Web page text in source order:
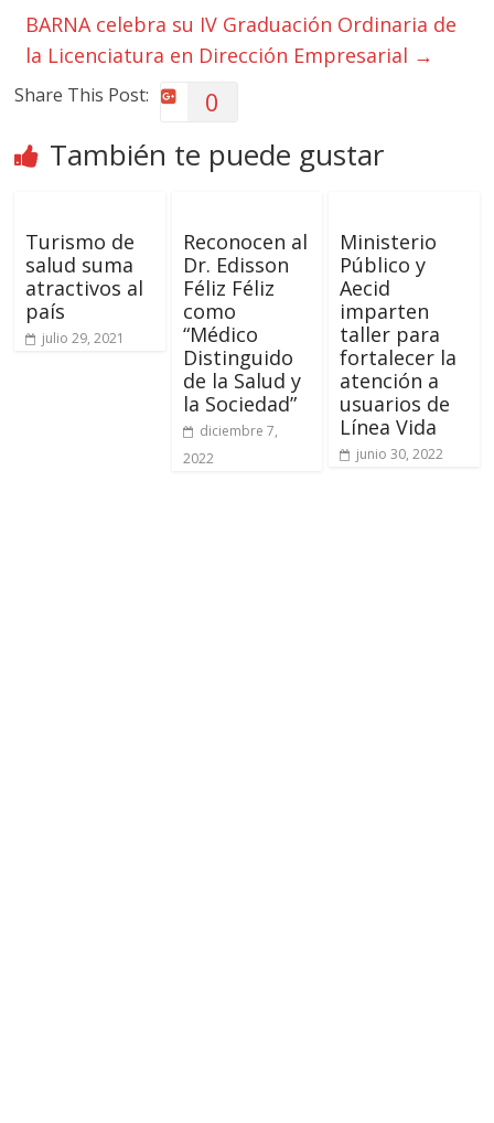
BARNA celebra su IV Graduación Ordinaria de
la Licenciatura en Dirección Empresarial →
Share This Post: 0
También te puede gustar
Turismo de
salud suma
atractivos al
país
julio 29, 2021
Reconocen al
Dr. Edisson
Féliz Féliz
como
“Médico
Distinguido
de la Salud y
la Sociedad”
diciembre 7,
2022
Ministerio
Público y
Aecid
imparten
taller para
fortalecer la
atención a
usuarios de
Línea Vida
junio 30, 2022